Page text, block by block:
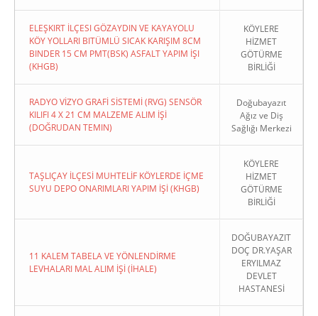
ELEŞKIRT İLÇESI GÖZAYDIN VE KAYAYOLU
KÖY YOLLARI BITÜMLÜ SICAK KARIŞIM 8CM
BINDER 15 CM PMT(BSK) ASFALT YAPIM İŞI
(KHGB)
KÖYLERE
HİZMET
GÖTÜRME
BİRLİĞİ
RADYO VİZYO GRAFİ SİSTEMİ (RVG) SENSÖR
KILIFI 4 X 21 CM MALZEME ALIM İŞİ
(DOĞRUDAN TEMIN)
Doğubayazıt
Ağız ve Diş
Sağlığı Merkezi
TAŞLIÇAY İLÇESİ MUHTELİF KÖYLERDE İÇME
SUYU DEPO ONARIMLARI YAPIM İŞİ (KHGB)
KÖYLERE
HİZMET
GÖTÜRME
BİRLİĞİ
11 KALEM TABELA VE YÖNLENDİRME
LEVHALARI MAL ALIM İŞİ (İHALE)
DOĞUBAYAZIT
DOÇ DR.YAŞAR
ERYILMAZ
DEVLET
HASTANESİ